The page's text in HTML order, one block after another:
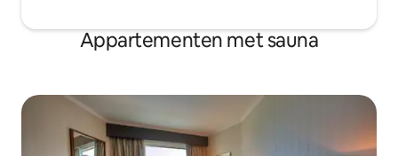
Appartementen met sauna